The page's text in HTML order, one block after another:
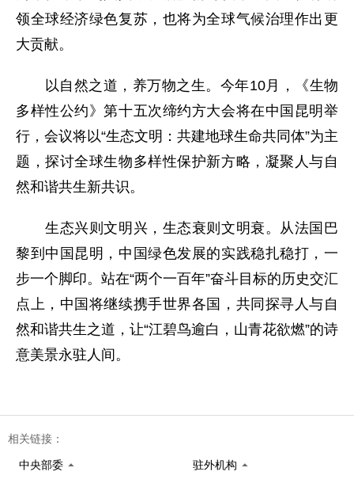
领全球经济绿色复苏，也将为全球气候治理作出更
大贡献。
以自然之道，养万物之生。今年10月，《生物
多样性公约》第十五次缔约方大会将在中国昆明举
行，会议将以“生态文明：共建地球生命共同体”为主
题，探讨全球生物多样性保护新方略，凝聚人与自
然和谐共生新共识。
生态兴则文明兴，生态衰则文明衰。从法国巴
黎到中国昆明，中国绿色发展的实践稳扎稳打，一
步一个脚印。站在“两个一百年”奋斗目标的历史交汇
点上，中国将继续携手世界各国，共同探寻人与自
然和谐共生之道，让“江碧鸟逾白，山青花欲燃”的诗
意美景永驻人间。
相关链接：
中央部委 驻外机构